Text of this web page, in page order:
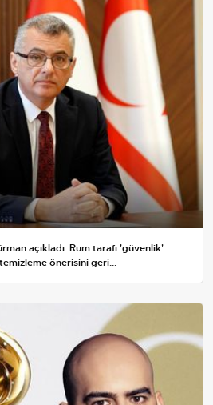
açıkladı: Rum tarafı 'güvenlik'
önerisini geri...